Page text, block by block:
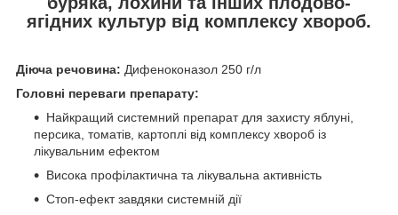
ягідних культур від комплексу хвороб.
Діюча речовина: Дифеноконазол 250 г/л
Головні переваги препарату:
Найкращий системний препарат для захисту яблуні,
персика, томатів, картоплі від комплексу хвороб із
лікувальним ефектом
Висока профілактична та лікувальна активність
Стоп-ефект завдяки системній дії